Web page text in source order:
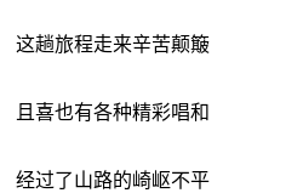
这趟旅程走来辛苦颠簸
且喜也有各种精彩唱和
经过了山路的崎岖不平